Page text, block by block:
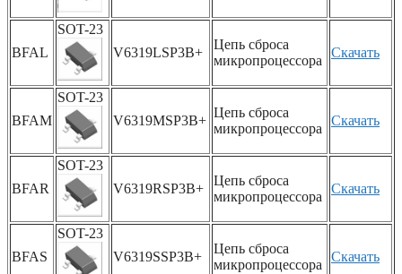
BFAL
SOT-23
V6319LSP3B+
Цепь сброса
микропроцессора
Скачать
BFAM
SOT-23
V6319MSP3B+
Цепь сброса
микропроцессора
Скачать
BFAR
SOT-23
V6319RSP3B+
Цепь сброса
микропроцессора
Скачать
BFAS
SOT-23
V6319SSP3B+
Цепь сброса
микропроцессора
Скачать